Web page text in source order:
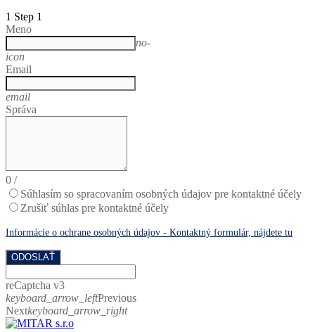
1 Step 1
Meno
no-
icon
Email
email
Správa
0 /
Súhlasím so spracovaním osobných údajov pre kontaktné účely
Zrušiť súhlas pre kontaktné účely
Informácie o ochrane osobných údajov - Kontaktný formulár, nájdete tu
ODOSLAŤ
reCaptcha v3
keyboard_arrow_leftPrevious
Nextkeyboard_arrow_right